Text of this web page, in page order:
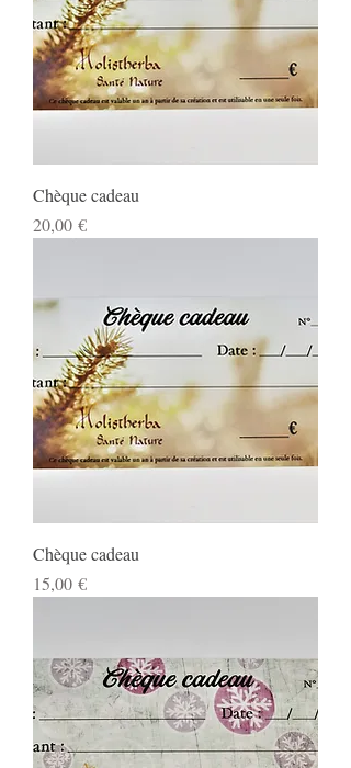
Chèque cadeau
Prix
20,00 €
Chèque cadeau
Prix
15,00 €